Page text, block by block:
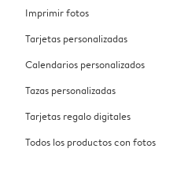
Imprimir fotos
Tarjetas personalizadas
Calendarios personalizados
Tazas personalizadas
Tarjetas regalo digitales
Todos los productos con fotos